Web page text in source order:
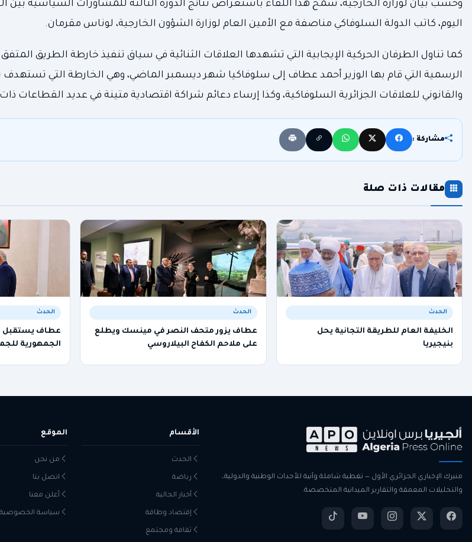
وحسب بيان لوزارة الخارجية، سمح هذا اللقاء باستعراض نتائج الدورة الثالثة للمشاورات السياسية بين
اليوم، كاتب الدولة السلوفاكي مناصفة مع الأمين العام لوزارة الشؤون الخارجية، لوناس مقرمان.
كما تناول الطرفان الحركية الإيجابية التي تشهدها العلاقات الثنائية في سياق تنفيذ خارطة الطريق المتفق
الرسمية التي قام بها الوزير أحمد عطاف إلى سلوفاكيا شهر ديسمبر الماضي، وهي الخارطة التي تستهدف
والقانوني للعلاقات الجزائرية السلوفاكية، وكذا إرساء دعائم شراكة اقتصادية متينة في عديد القطاعات
مشاركة :
مقالات ذات صلة
الحدث
الخليفة العام للطريقة التجانية يحل
بنيجيريا
الحدث
عطاف يزور متحف النصر في مينسك ويطلع
على ملاحم الكفاح البيلاروسي
الحدث
عطاف يستقبل
الجمهورية
منبرك الإخباري الجزائري الأول — تغطية شاملة وآنية للأحداث الوطنية والدولية،
والتحليلات المعمقة والتقارير الميدانية المتخصصة.
الأقسام
الحدث
رياضة
أخبار الجالية
إقتصاد وطاقة
ثقافة ومجتمع
الموقع
من نحن
اتصل بنا
أعلن معنا
سياسة الخصوصية